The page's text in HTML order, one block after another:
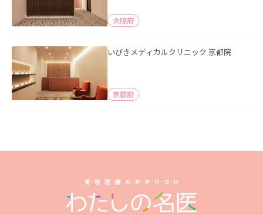
大阪府
いびきメディカルクリニック 京都院
京都府